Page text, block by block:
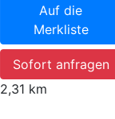
Auf die
Merkliste
Sofort anfragen
2,31 km